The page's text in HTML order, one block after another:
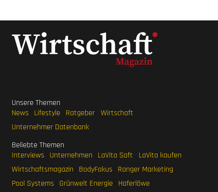
Unsere Themen
News
Lifestyle Ratgeber Wirtschaft
Unternehmer Datenbank
Beliebte Themen
Interviews
Unternehmen LaVita Saft
LaVita kaufen
Wirtschaftsmagazin
BodyFokus
Ranger Marketing
Pool Systems
Grünwelt Energie Haferlöwe